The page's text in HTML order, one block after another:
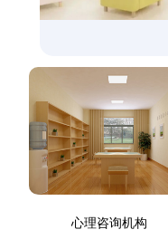
心理咨询机构